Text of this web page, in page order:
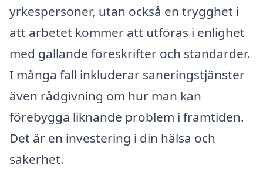
yrkespersoner, utan också en trygghet i
att arbetet kommer att utföras i enlighet
med gällande föreskrifter och standarder.
I många fall inkluderar saneringstjänster
även rådgivning om hur man kan
förebygga liknande problem i framtiden.
Det är en investering i din hälsa och
säkerhet.